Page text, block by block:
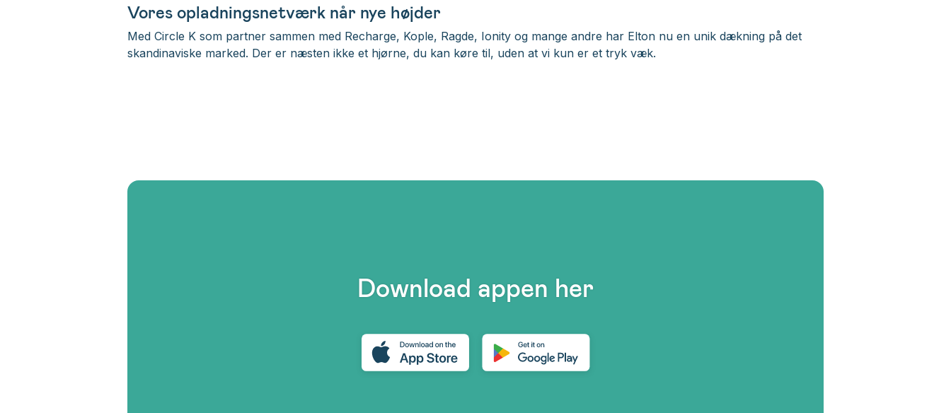
Vores opladningsnetværk når nye højder
Med Circle K som partner sammen med Recharge, Kople, Ragde, Ionity og mange andre har Elton nu en unik dækning på det
skandinaviske marked. Der er næsten ikke et hjørne, du kan køre til, uden at vi kun er et tryk væk.
Download appen her